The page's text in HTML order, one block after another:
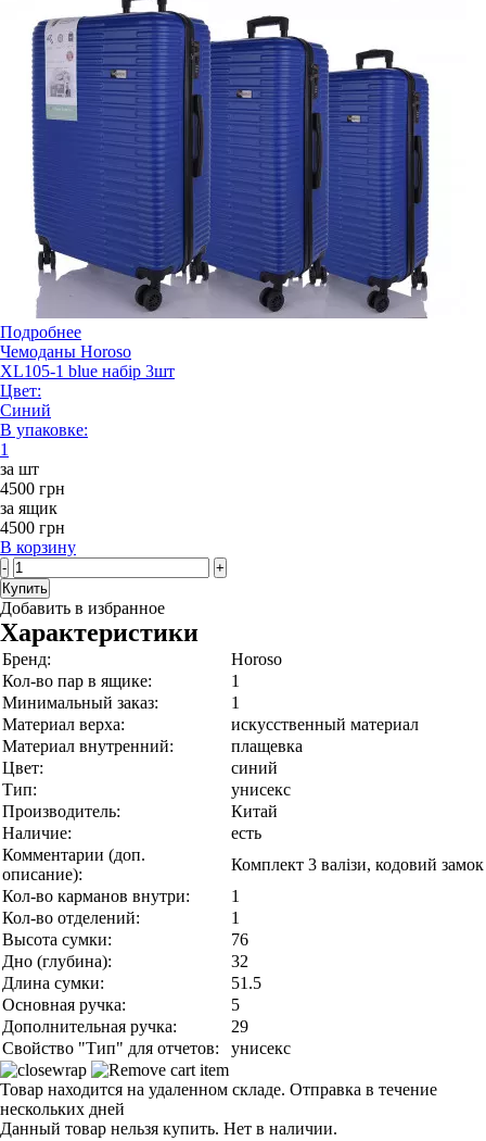
Подробнее
Чемоданы Horoso
XL105-1 blue набір 3шт
Цвет:
Синий
В упаковке:
1
за шт
4500 грн
за ящик
4500 грн
В корзину
-
+
Купить
Добавить в избранное
Характеристики
Бренд:
Horoso
Кол-во пар в ящике:
1
Минимальный заказ:
1
Материал верха:
искусственный материал
Материал внутренний:
плащевка
Цвет:
синий
Тип:
унисекс
Производитель:
Китай
Наличие:
есть
Комментарии (доп.
описание):
Комплект 3 валізи, кодовий замок
Кол-во карманов внутри:
1
Кол-во отделений:
1
Высота сумки:
76
Дно (глубина):
32
Длина сумки:
51.5
Основная ручка:
5
Дополнительная ручка:
29
Свойство "Тип" для отчетов:
унисекс
Товар находится на удаленном складе. Отправка в течение
нескольких дней
Данный товар нельзя купить. Нет в наличии.